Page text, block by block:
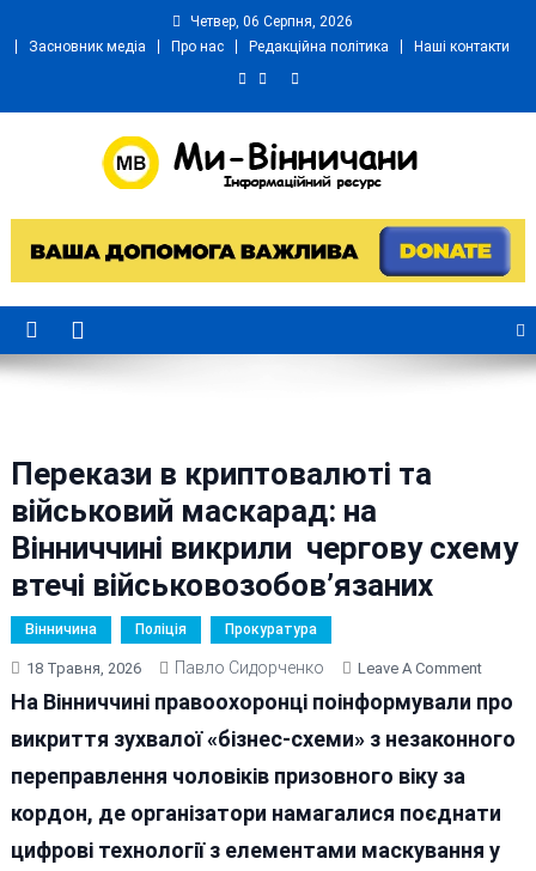
Четвер, 06 Серпня, 2026
Засновник медіа
Про нас Редакційна політика Наші контакти
Ми Вінничани
Перекази в криптовалюті та
військовий маскарад: на
Вінниччині викрили чергову схему
втечі військовозобов’язаних
Вінничина Поліція Прокуратура
18 Травня, 2026 Павло Сидорченко Leave A CommentOn
На
На Вінниччині правоохоронці поінформували про
викриття зухвалої «бізнес-схеми» з незаконного
переправлення чоловіків призовного віку за
кордон, де організатори намагалися поєднати
цифрові технології з елементами маскування у